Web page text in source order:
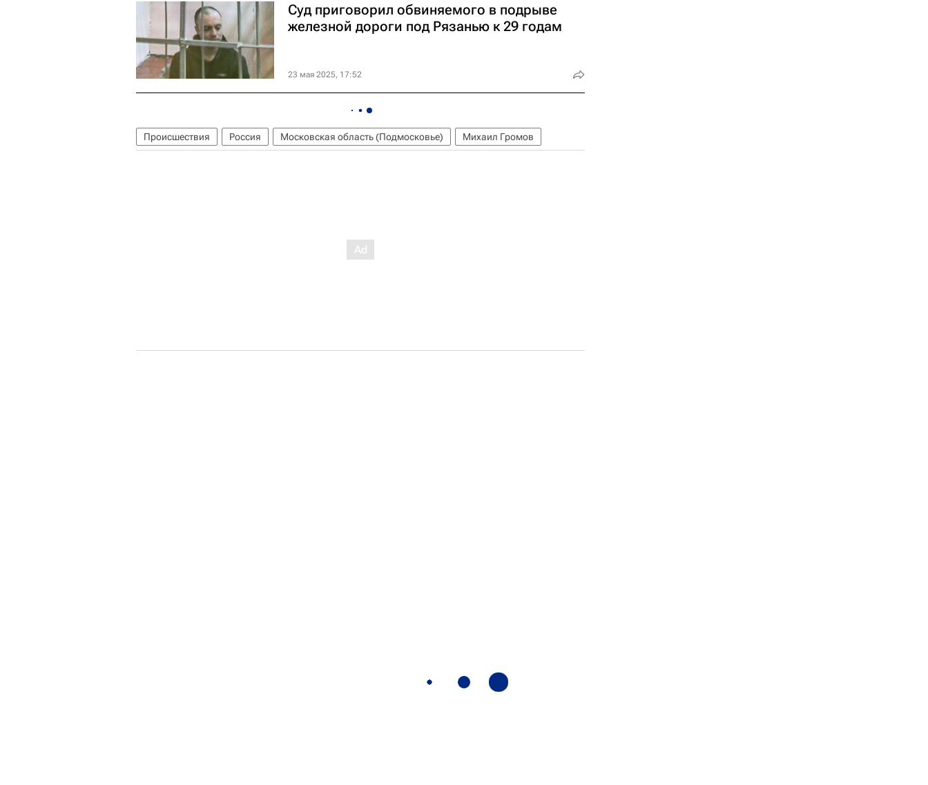
Суд приговорил обвиняемого в подрыве
железной дороги под Рязанью к 29 годам
23 мая 2025, 17:52
Происшествия Россия Московская область (Подмосковье) Михаил Громов